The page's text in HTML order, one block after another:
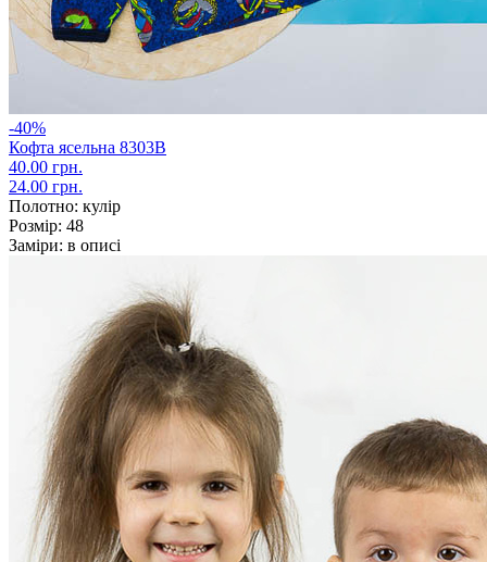
-40%
Кофта ясельна 8303В
40.00 грн.
24.00 грн.
Полотно: кулір
Розмір: 48
Заміри: в описі